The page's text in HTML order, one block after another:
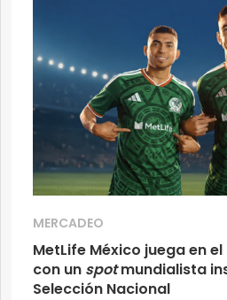
MERCADEO
MetLife México juega en
con un spotmundialista
Selección Nacional